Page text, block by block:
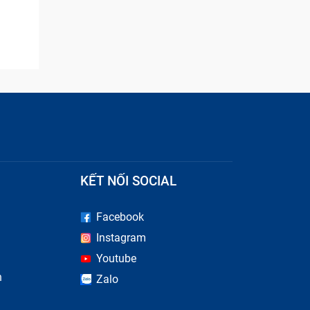
KẾT NỐI SOCIAL
Facebook
Instagram
Youtube
Zalo